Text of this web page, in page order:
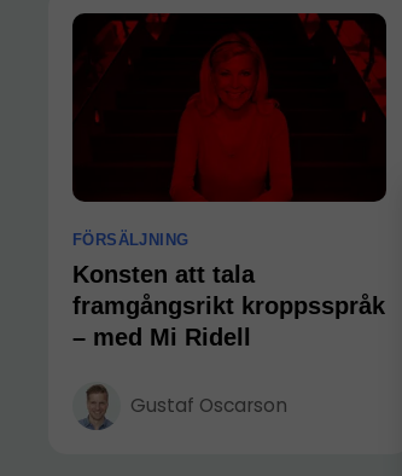
FÖRSÄLJNING
Konsten att tala
framgångsrikt kroppsspråk
– med Mi Ridell
Gustaf Oscarson